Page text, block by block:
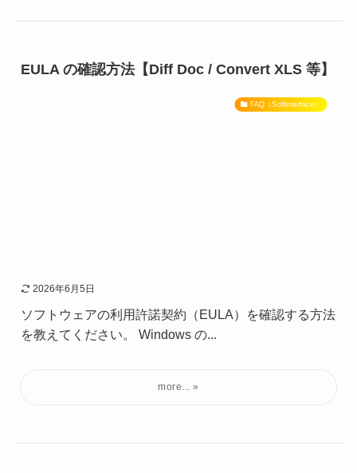
EULA の確認方法【Diff Doc / Convert XLS 等】
FAQ（Softinterface）
2026年6月5日
ソフトウェアの利用許諾契約（EULA）を確認する方法
を教えてください。 Windows の...